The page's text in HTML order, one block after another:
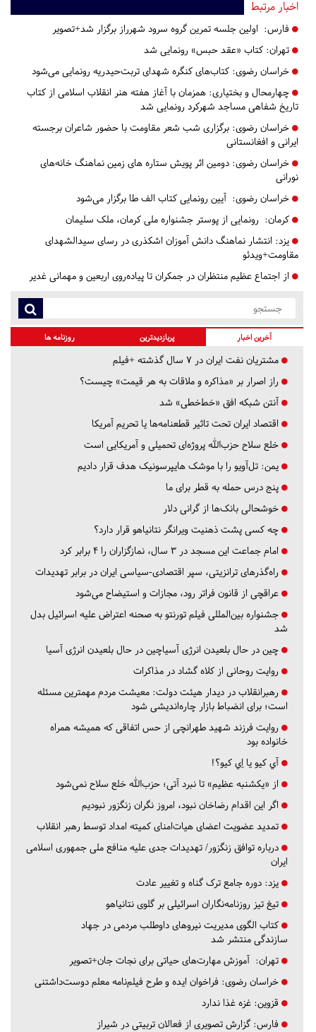
اخبار مرتبط
فارس: اولین جلسه تمرین گروه سرود شهرراز برگزار شد+تصویر
تهران: کتاب «عقد حبس» رونمایی شد
خراسان رضوی: کتاب‌های کنگره شهدای تربت‌حیدریه رونمایی می‌شود
چهارمحال و بختیاری: همزمان با آغاز هفته هنر انقلاب اسلامی از کتاب
تاریخ شفاهی مساجد شهرکرد رونمایی شد
خراسان رضوی: برگزاری شب شعر مقاومت با حضور شاعران برجسته
ایرانی و افغانستانی
خراسان رضوی: دومین اثر پویش ستاره های زمین نماهنگ خانه‌های
نورانی
خراسان رضوی: آیین رونمایی کتاب الف طا برگزار می‌شود
کرمان: رونمایی از پوستر جشنواره ملی کرمان، ملک سلیمان
یزد: انتشار نماهنگ دانش آموزان اشکذری در رسای سیدالشهدای
مقاومت+ویدئو
از اجتماع عظیم منتظران در جمکران تا پیاده‌روی اربعین و مهمانی غدیر
آخرین اخبار پربازدیدترین روزنامه ها
مشتریان نفت ایران در ۷ سال گذشته +فیلم
راز اصرار بر «مذاکره و ملاقات به هر قیمت» چیست؟
آنتن شبکه افق «خط‌خطی» شد
اقتصاد ایران تحت تاثیر قطعنامه‌ها یا تحریم‌ آمریکا
خلع سلاح حزب‌الله پروژه‌ای تحمیلی و آمریکایی است
یمن: تل‌آویو را با موشک هایپرسونیک هدف قرار دادیم
پنج درس‌ حمله به قطر برای ما
خوشحالی بانک‌ها از گرانی دلار
چه کسی پشت ذهنیت ویرانگر نتانیاهو قرار دارد؟
امام جماعت این مسجد در ۳ سال، نمازگزاران را ۴ برابر کرد
راه‌گذرهای ترانزیتی، سپر اقتصادی-سیاسی ایران در برابر تهدیدات
عراقچی از قانون فراتر رود، مجازات و استیضاح می‌شود
جشنواره بین‌المللی فیلم تورنتو به صحنه اعتراض علیه اسرائیل بدل
شد
چین در حال بلعیدن انرژی آسیاچین در حال بلعیدن انرژی آسیا
روایت روحانی از کلاه گشاد در مذاکرات
رهبرانقلاب در دیدار هیئت دولت: معیشت مردم مهمترین مسئله
است؛ برای انضباط بازار چاره‌اندیشی شود
روایت فرزند شهید طهرانچی از حس اتفاقی که همیشه همراه
خانواده بود
آي كيو يا اِي كيو؟!
از «یکشنبه عظیم» تا نبرد آتی؛ حزب‌الله خلع سلاح نمی‌شود
اگر این اقدام رضاخان نبود، امروز نگران زنگزور نبودیم
تمدید عضویت اعضای هیات‌امنای کمیته امداد توسط رهبر انقلاب
درباره توافق زنگزور/ تهدیدات جدی علیه منافع ملی جمهوری اسلامی
ایران
یزد: دوره جامع ترک گناه و تغییر عادت
تیغ تیز روزنامه‌نگاران اسرائیلی بر گلوی نتانیاهو
کتاب الگوی مدیریت نیروهای داوطلب مردمی در جهاد
سازندگی منتشر شد
تهران: آموزش مهارت‌های حیاتی برای نجات جان+تصویر
خراسان رضوی: فراخوان ایده و طرح فیلم‌نامه معلم دوست‌داشتنی
قزوین: غزه غذا ندارد
فارس: گزارش تصویری از فعالان تربیتی در شیراز